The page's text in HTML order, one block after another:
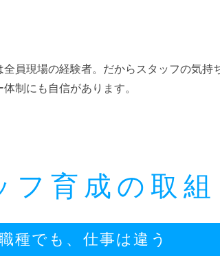
全員現場の経験者。だからスタッフの気持
体制にも自信があります。
フ育成の取組
種でも、仕事は違う